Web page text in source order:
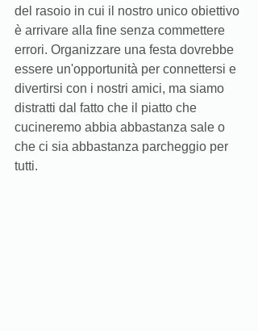
del rasoio in cui il nostro unico obiettivo
è arrivare alla fine senza commettere
errori. Organizzare una festa dovrebbe
essere un'opportunità per connettersi e
divertirsi con i nostri amici, ma siamo
distratti dal fatto che il piatto che
cucineremo abbia abbastanza sale o
che ci sia abbastanza parcheggio per
tutti.